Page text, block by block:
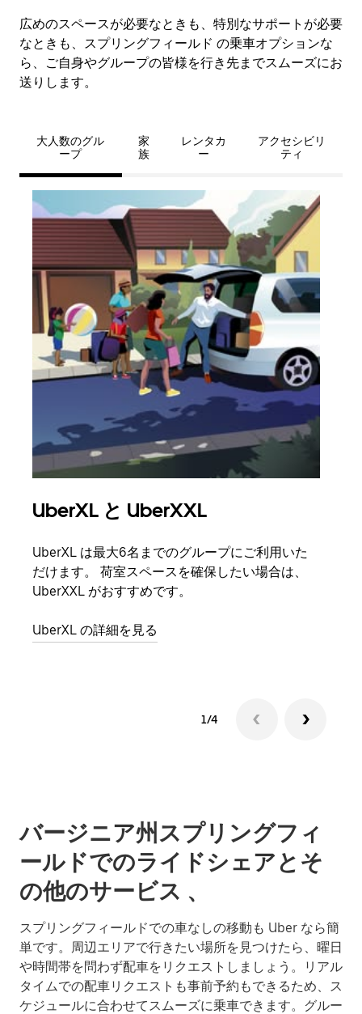
広めのスペースが必要なときも、特別なサポートが必要
なときも、スプリングフィールド の乗車オプションな
ら、ご自身やグループの皆様を行き先までスムーズにお
送りします。
大人数のグル
ープ
家
族
レンタカ
ー
アクセシビリ
ティ
UberXL と UberXXL
UberXL は最大6名までのグループにご利用いた
だけます。 荷室スペースを確保したい場合は、
UberXXL がおすすめです。
UberXL の詳細を見る
1/4
バージニア州スプリングフィ
ールドでのライドシェアとそ
の他のサービス 、
スプリングフィールドでの車なしの移動も Uber なら簡
単です。周辺エリアで行きたい場所を見つけたら、曜日
や時間帯を問わず配車をリクエストしましょう。リアル
タイムでの配車リクエストも事前予約もできるため、ス
ケジュールに合わせてスムーズに乗車できます。グルー